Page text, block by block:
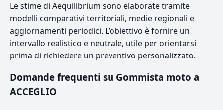
Le stime di Aequilibrium sono elaborate tramite
modelli comparativi territoriali, medie regionali e
aggiornamenti periodici. L’obiettivo è fornire un
intervallo realistico e neutrale, utile per orientarsi
prima di richiedere un preventivo personalizzato.
Domande frequenti su Gommista moto a
ACCEGLIO